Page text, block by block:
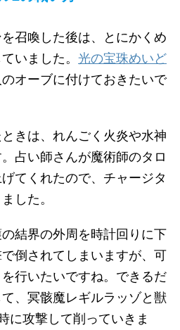
召喚した後は、とにかくめ
いました。 光の宝珠めいど
のオーブに付けておきたいで
きは、れんごく火炎や水神
占い師さんが魔術師のタロ
てくれたので、チャージタ
した。
結界の外周を時計回りに下
倒されてしまいますが、可
行いたいですね。できるだ
、冥骸魔レギルラッゾと獣
に攻撃して削っていきま